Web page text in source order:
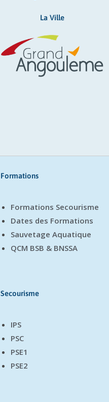
La Ville
Formations
Formations Secourisme
Dates des Formations
Sauvetage Aquatique
QCM BSB & BNSSA
Secourisme
IPS
PSC
PSE1
PSE2